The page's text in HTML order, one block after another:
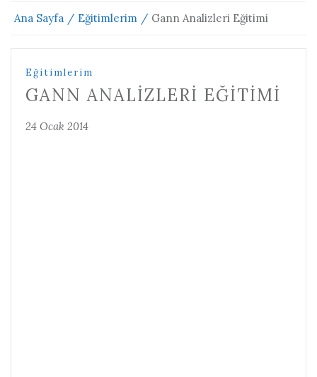
Ana Sayfa Eğitimlerim Gann Analizleri Eğitimi
Eğitimlerim
GANN ANALIZLERI EĞITIMI
24 Ocak 2014